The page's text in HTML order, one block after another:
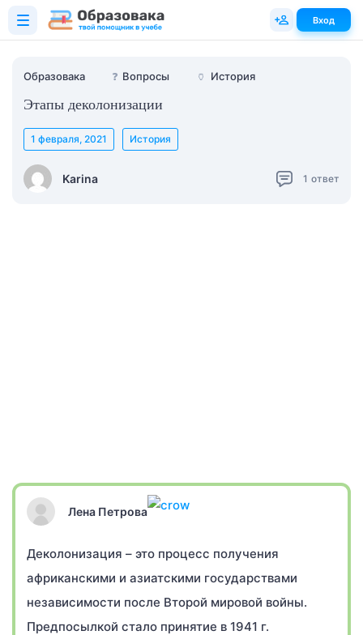
Образовака ❓ Вопросы 🏺 История
Этапы деколонизации
Karina
1 февраля, 2021 История
1 ответ
Лена Петрова
Деколонизация – это процесс получения
африканскими и азиатскими государствами
независимости после Второй мировой войны.
Предпосылкой стало принятие в 1941 г.
Вход